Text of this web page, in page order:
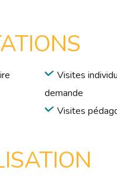
Visites
demande
Visites